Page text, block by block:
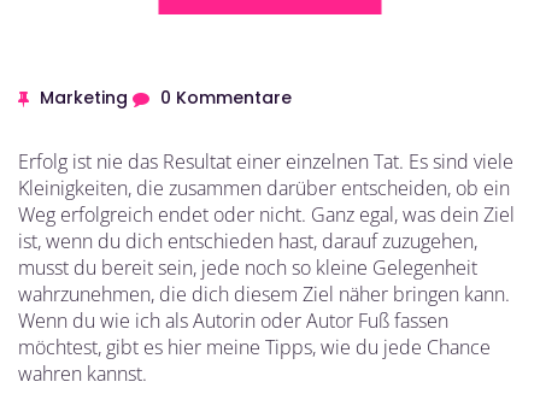
Marketing 0 Kommentare
Erfolg ist nie das Resultat einer einzelnen Tat. Es sind viele
Kleinigkeiten, die zusammen darüber entscheiden, ob ein
Weg erfolgreich endet oder nicht. Ganz egal, was dein Ziel
ist, wenn du dich entschieden hast, darauf zuzugehen,
musst du bereit sein, jede noch so kleine Gelegenheit
wahrzunehmen, die dich diesem Ziel näher bringen kann.
Wenn du wie ich als Autorin oder Autor Fuß fassen
möchtest, gibt es hier meine Tipps, wie du jede Chance
wahren kannst.